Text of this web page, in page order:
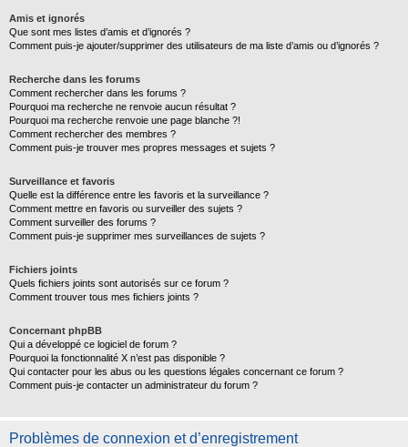
Amis et ignorés
Que sont mes listes d’amis et d’ignorés ?
Comment puis-je ajouter/supprimer des utilisateurs de ma liste d’amis ou d’ignorés ?
Recherche dans les forums
Comment rechercher dans les forums ?
Pourquoi ma recherche ne renvoie aucun résultat ?
Pourquoi ma recherche renvoie une page blanche ?!
Comment rechercher des membres ?
Comment puis-je trouver mes propres messages et sujets ?
Surveillance et favoris
Quelle est la différence entre les favoris et la surveillance ?
Comment mettre en favoris ou surveiller des sujets ?
Comment surveiller des forums ?
Comment puis-je supprimer mes surveillances de sujets ?
Fichiers joints
Quels fichiers joints sont autorisés sur ce forum ?
Comment trouver tous mes fichiers joints ?
Concernant phpBB
Qui a développé ce logiciel de forum ?
Pourquoi la fonctionnalité X n’est pas disponible ?
Qui contacter pour les abus ou les questions légales concernant ce forum ?
Comment puis-je contacter un administrateur du forum ?
Problèmes de connexion et d’enregistrement